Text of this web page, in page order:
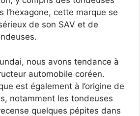
l’hexagone, cette marque se
de son SAV et de
nous avons tendance à
automobile coréen.
est également à l’origine de
notamment les tondeuses
quelques pépites dans